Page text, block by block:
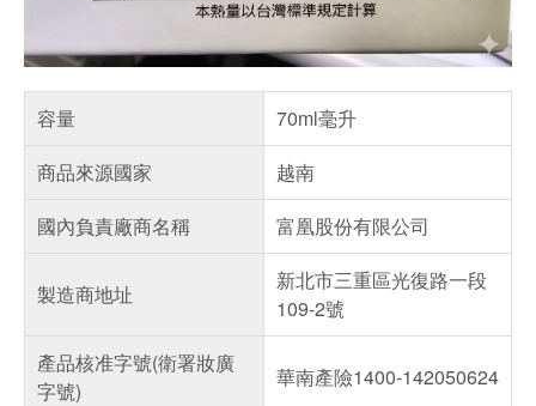
容量
70ml毫升
商品來源國家
越南
國內負責廠商名稱
富凰股份有限公司
製造商地址
新北市三重區光復路一段
109-2號
產品核准字號(衛署妝廣
字號)
華南產險1400-142050624